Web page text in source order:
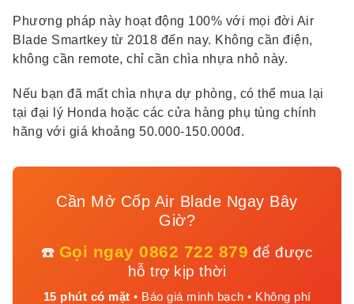
Phương pháp này hoạt động 100% với mọi đời Air
Blade Smartkey từ 2018 đến nay. Không cần điện,
không cần remote, chỉ cần chìa nhựa nhỏ này.
Nếu bạn đã mất chìa nhựa dự phòng, có thể mua lại
tại đại lý Honda hoặc các cửa hàng phụ tùng chính
hãng với giá khoảng 50.000-150.000đ.
Cần Mở Cốp Air Blade Ngay Bây
Giờ?
☎️ Gọi ngay 0862 722 879 để được
hỗ trợ kịp thời
15 phút có mặt • Báo giá minh bạch • Không phí